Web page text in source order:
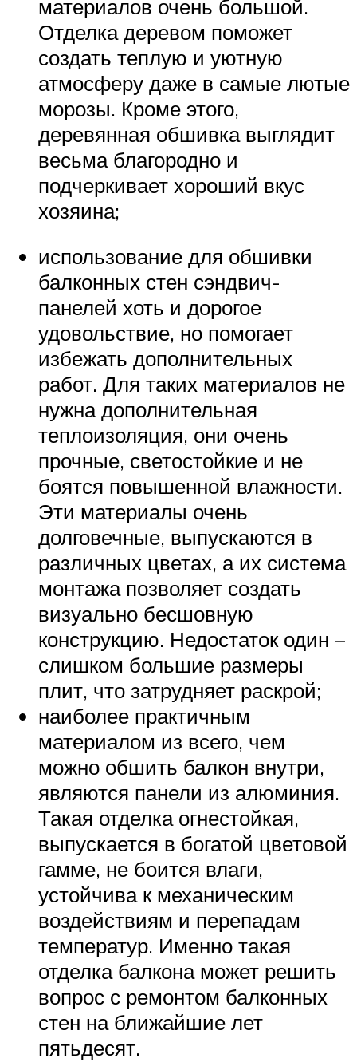
материалов очень большой.
Отделка деревом поможет
создать теплую и уютную
атмосферу даже в самые лютые
морозы. Кроме этого,
деревянная обшивка выглядит
весьма благородно и
подчеркивает хороший вкус
хозяина;
использование для обшивки
балконных стен сэндвич-
панелей хоть и дорогое
удовольствие, но помогает
избежать дополнительных
работ. Для таких материалов не
нужна дополнительная
теплоизоляция, они очень
прочные, светостойкие и не
боятся повышенной влажности.
Эти материалы очень
долговечные, выпускаются в
различных цветах, а их система
монтажа позволяет создать
визуально бесшовную
конструкцию. Недостаток один –
слишком большие размеры
плит, что затрудняет раскрой;
наиболее практичным
материалом из всего, чем
можно обшить балкон внутри,
являются панели из алюминия.
Такая отделка огнестойкая,
выпускается в богатой цветовой
гамме, не боится влаги,
устойчива к механическим
воздействиям и перепадам
температур. Именно такая
отделка балкона может решить
вопрос с ремонтом балконных
стен на ближайшие лет
пятьдесят.